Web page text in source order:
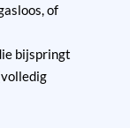
of
bijspringt